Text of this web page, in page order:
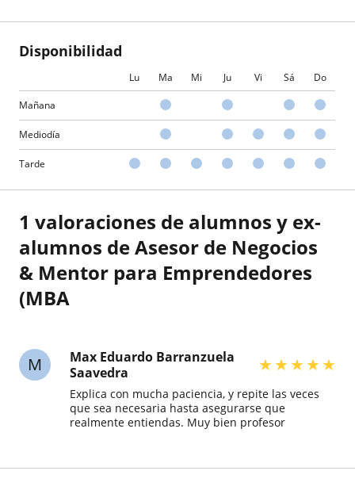
Disponibilidad
Lu Ma Mi Ju Vi Sá Do
Mañana
Mediodía
Tarde
1 valoraciones de alumnos y ex-
alumnos de Asesor de Negocios
& Mentor para Emprendedores
(MBA
M
Max Eduardo Barranzuela
Saavedra
★★★★★
Explica con mucha paciencia, y repite las veces
que sea necesaria hasta asegurarse que
realmente entiendas. Muy bien profesor